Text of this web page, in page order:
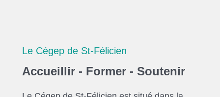
Le Cégep de St-Félicien
Accueillir - Former - Soutenir